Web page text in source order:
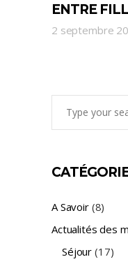
ENTRE
2 septembre
A Savoir(8)
Actualités des
Séjour (17)